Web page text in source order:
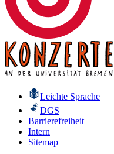
Leichte Sprache
DGS
Barrierefreiheit
Intern
Sitemap